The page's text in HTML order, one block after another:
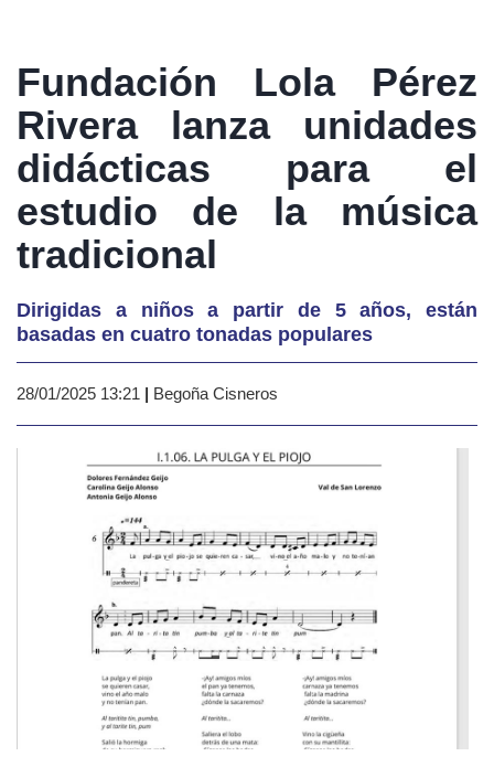
Fundación Lola Pérez
Rivera lanza unidades
didácticas para el
estudio de la música
tradicional
Dirigidas a niños a partir de 5 años, están
basadas en cuatro tonadas populares
28/01/2025 13:21 | Begoña Cisneros